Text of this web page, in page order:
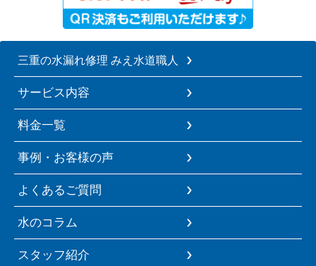
三重の水漏れ修理 みえ水道職人
サービス内容
料金一覧
事例・お客様の声
よくあるご質問
水のコラム
スタッフ紹介